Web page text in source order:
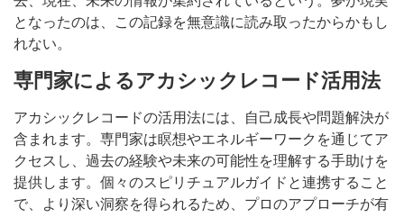
となったのは、この記録を無意識に読み取ったからかもし
れない。
専門家によるアカシックレコード活用法
アカシックレコードの活用法には、自己成長や問題解決が
含まれます。専門家は瞑想やエネルギーワークを通じてア
クセスし、過去の経験や未来の可能性を理解する手助けを
提供します。個々のスピリチュアルガイドと連携すること
で、より深い洞察を得られるため、プロのアプローチが有